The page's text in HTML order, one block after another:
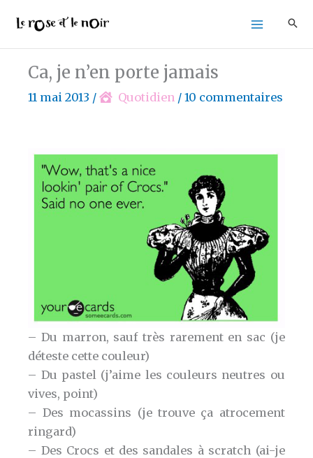
contenu
Ca, je n’en porte jamais
11 mai 2013 / Quotidien/ 10 commentaires
– Du marron, sauf très rarement en sac (je
déteste cette couleur)
– Du pastel (j’aime les couleurs neutres ou
vives, point)
– Des mocassins (je trouve ça atrocement
ringard)
– Des Crocs et des sandales à scratch (ai-je